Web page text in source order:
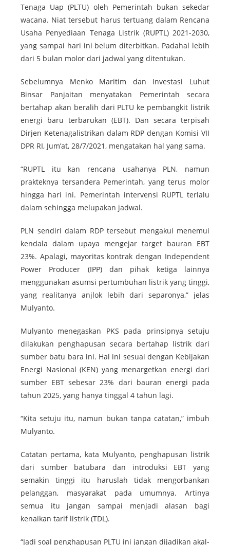
Tenaga Uap (PLTU) oleh Pemerintah bukan sekedar
wacana. Niat tersebut harus tertuang dalam Rencana
Usaha Penyediaan Tenaga Listrik (RUPTL) 2021-2030,
yang sampai hari ini belum diterbitkan. Padahal lebih
dari 5 bulan molor dari jadwal yang ditentukan.
Sebelumnya Menko Maritim dan Investasi Luhut
Binsar Panjaitan menyatakan Pemerintah secara
bertahap akan beralih dari PLTU ke pembangkit listrik
energi baru terbarukan (EBT). Dan secara terpisah
Dirjen Ketenagalistrikan dalam RDP dengan Komisi VII
DPR RI, Jum’at, 28/7/2021, mengatakan hal yang sama.
“RUPTL itu kan rencana usahanya PLN, namun
prakteknya tersandera Pemerintah, yang terus molor
hingga hari ini. Pemerintah intervensi RUPTL terlalu
dalam sehingga melupakan jadwal.
PLN sendiri dalam RDP tersebut mengakui menemui
kendala dalam upaya mengejar target bauran EBT
23%. Apalagi, mayoritas kontrak dengan Independent
Power Producer (IPP) dan pihak ketiga lainnya
menggunakan asumsi pertumbuhan listrik yang tinggi,
yang realitanya anjlok lebih dari separonya,” jelas
Mulyanto.
Mulyanto menegaskan PKS pada prinsipnya setuju
dilakukan penghapusan secara bertahap listrik dari
sumber batu bara ini. Hal ini sesuai dengan Kebijakan
Energi Nasional (KEN) yang menargetkan energi dari
sumber EBT sebesar 23% dari bauran energi pada
tahun 2025, yang hanya tinggal 4 tahun lagi.
“Kita setuju itu, namun bukan tanpa catatan,” imbuh
Mulyanto.
Catatan pertama, kata Mulyanto, penghapusan listrik
dari sumber batubara dan introduksi EBT yang
semakin tinggi itu haruslah tidak mengorbankan
pelanggan, masyarakat pada umumnya. Artinya
semua itu jangan sampai menjadi alasan bagi
kenaikan tarif listrik (TDL).
“Jadi soal penghapusan PLTU ini jangan dijadikan akal-